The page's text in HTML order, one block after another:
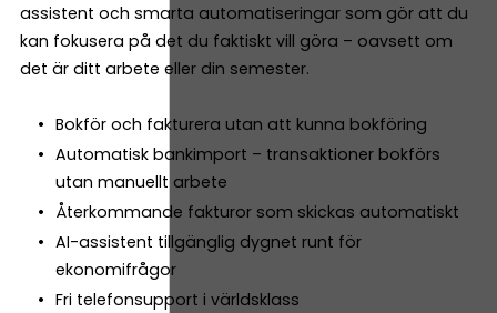
assistent och smarta automatiseringar som gör att du
kan fokusera på det du faktiskt vill göra – oavsett om
det är ditt arbete eller din semester.
Bokför och fakturera utan att kunna bokföring
Automatisk bankimport – transaktioner bokförs
utan manuellt arbete
Återkommande fakturor som skickas automatiskt
AI-assistent tillgänglig dygnet runt för
ekonomifrågor
Fri telefonsupport i världsklass